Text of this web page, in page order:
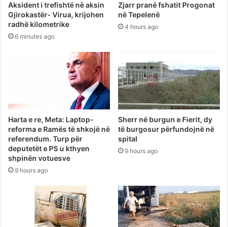
Aksident i trefishtë në aksin
Gjirokastër- Virua, krijohen
radhë kilometrike
6 minutes ago
Zjarr pranë fshatit Progonat
në Tepelenë
4 hours ago
Harta e re, Meta: Laptop-
reforma e Ramës të shkojë në
referendum. Turp për
deputetët e PS u kthyen
shpinën votuesve
9 hours ago
Sherr në burgun e Fierit, dy
të burgosur përfundojnë në
spital
9 hours ago